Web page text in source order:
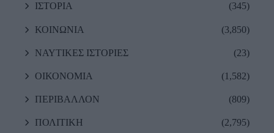
ΙΣΤΟΡΙΑ (345)
ΚΟΙΝΩΝΙΑ (3,850)
ΝΑΥΤΙΚΕΣ ΙΣΤΟΡΙΕΣ (23)
ΟΙΚΟΝΟΜΙΑ (1,582)
ΠΕΡΙΒΑΛΛΟΝ (809)
ΠΟΛΙΤΙΚΗ (2,795)